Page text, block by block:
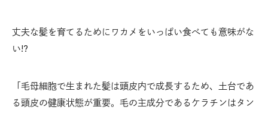
丈夫な髪を育てるためにワカメをいっぱい食べても意味がな
い!?
「毛母細胞で生まれた髪は頭皮内で成長するため、土台であ
る頭皮の健康状態が重要。毛の主成分であるケラチンはタン